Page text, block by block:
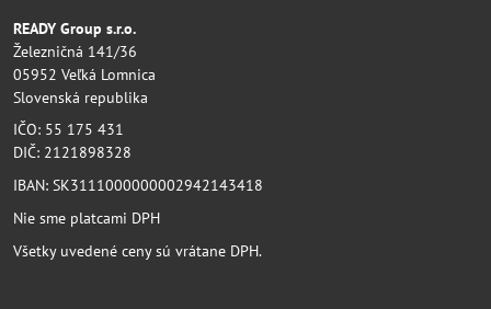
READY Group s.r.o.
Železničná 141/36
05952 Veľká Lomnica
Slovenská republika
IČO: 55 175 431
DIČ: 2121898328
IBAN: SK3111000000002942143418
Nie sme platcami DPH
Všetky uvedené ceny sú vrátane DPH.